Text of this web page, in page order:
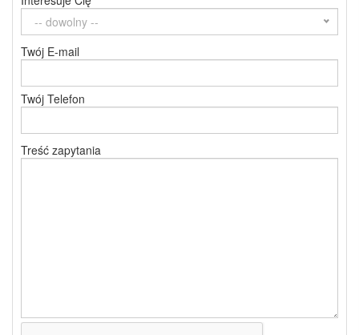
-- dowolny --
Twój E-mail
Twój Telefon
Treść zapytania